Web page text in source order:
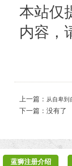
本站仅
内容，
上一篇： 从自卑到
下一篇：没有了
蓝狮注册介绍